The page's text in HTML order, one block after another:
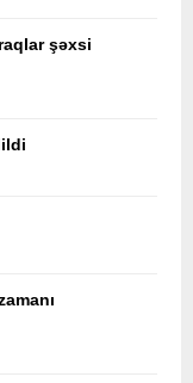
şəxsi